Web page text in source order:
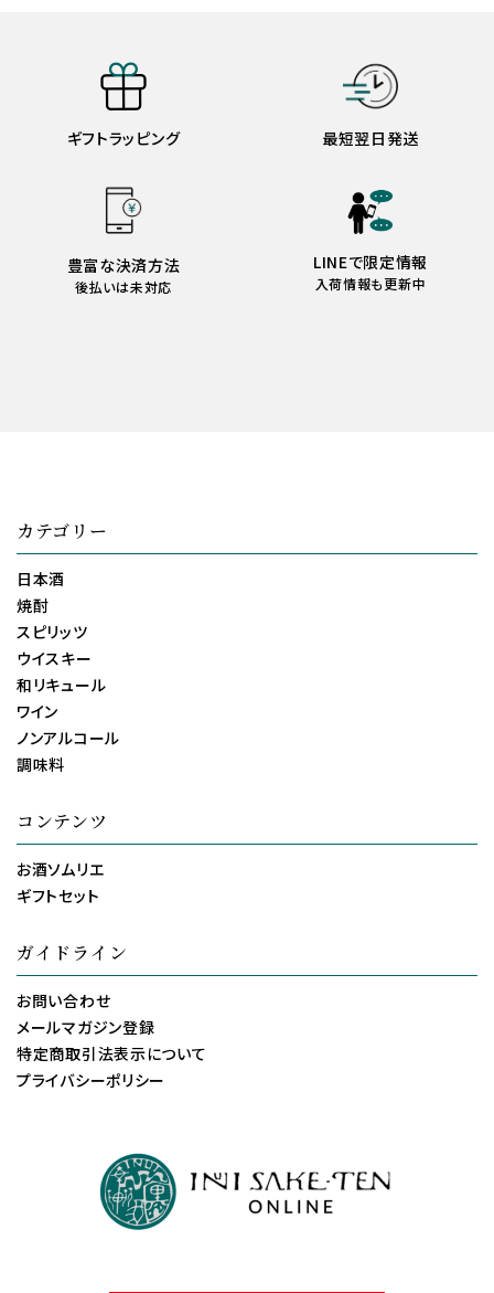
ギフトラッピング 最短翌日発送
豊富な決済方法
後払いは未対応
LINEで限定情報
入荷情報も更新中
カテゴリー
日本酒
焼酎
スピリッツ
ウイスキー
和リキュール
ワイン
ノンアルコール
調味料
コンテンツ
お酒ソムリエ
ギフトセット
ガイドライン
お問い合わせ
メールマガジン登録
特定商取引法表示について
プライバシーポリシー